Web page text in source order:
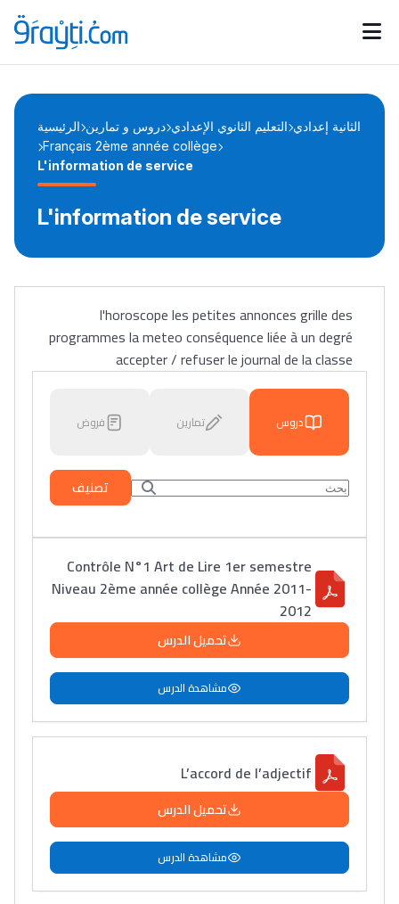
Catégories
d'actualités
Annonces bourses
الرئيسية دروس و تمارين التعليم الثانوي الإعدادي الثانية إعدادي
Français 2ème année collège
L'information de service
L'information de service
l'horoscope les petites annonces grille des
programmes la meteo conséquence liée à un degré
accepter / refuser le journal de la classe
دروس تمارين فروض
تصنيف
Contrôle N°1 Art de Lire 1er semestre
Niveau 2ème année collège Année 2011-
2012
تحميل الدرس
مشاهدة الدرس
L’accord de l’adjectif
تحميل الدرس
مشاهدة الدرس